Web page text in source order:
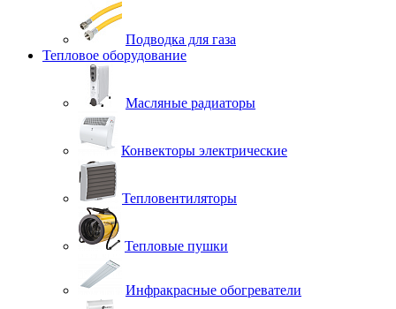
Подводка для газа
Тепловое оборудование
Масляные радиаторы
Конвекторы электрические
Тепловентиляторы
Тепловые пушки
Инфракрасные обогреватели